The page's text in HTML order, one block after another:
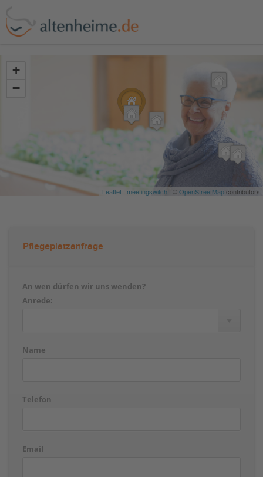
+
−
Leaflet | meetingswitch | ©OpenStreetMapcontributors
Pflegeplatzanfrage
An wen dürfen wir uns wenden?
Anrede:
Name
Telefon
Email